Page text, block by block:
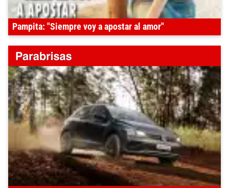
Pampita: "Siempre voy a apostar al amor"